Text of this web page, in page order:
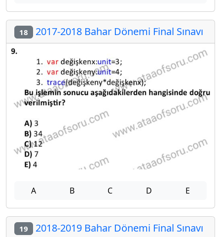
18 2017-2018 Bahar Dönemi Final Sınavı
A B C D E
19 2018-2019 Bahar Dönemi Final Sınavı